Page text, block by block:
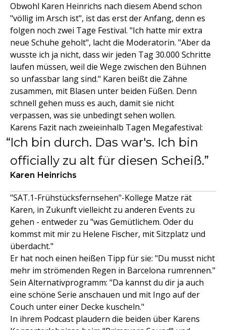
Obwohl Karen Heinrichs nach diesem Abend schon
"völlig im Arsch ist", ist das erst der Anfang, denn es
folgen noch zwei Tage Festival. "Ich hatte mir extra
neue Schuhe geholt", lacht die Moderatorin. "Aber da
wusste ich ja nicht, dass wir jeden Tag 30.000 Schritte
laufen müssen, weil die Wege zwischen den Bühnen
so unfassbar lang sind." Karen beißt die Zähne
zusammen, mit Blasen unter beiden Füßen. Denn
schnell gehen muss es auch, damit sie nicht
verpassen, was sie unbedingt sehen wollen.
Karens Fazit nach zweieinhalb Tagen Megafestival:
Ich bin durch. Das war's. Ich bin
officially zu alt für diesen Scheiß.
Karen Heinrichs
"SAT.1-Frühstücksfernsehen"-Kollege Matze rät
Karen, in Zukunft vielleicht zu anderen Events zu
gehen - entweder zu "was Gemütlichem. Oder du
kommst mit mir zu Helene Fischer, mit Sitzplatz und
überdacht."
Er hat noch einen heißen Tipp für sie: "Du musst nicht
mehr im strömenden Regen in Barcelona rumrennen."
Sein Alternativprogramm: "Da kannst du dir ja auch
eine schöne Serie anschauen und mit Ingo auf der
Couch unter einer Decke kuscheln."
In ihrem Podcast plaudern die beiden über Karens